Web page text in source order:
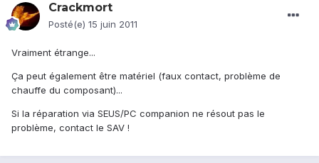
Crackmort
Posté(e) 15 juin 2011
Vraiment étrange...
Ça peut également être matériel (faux contact, problème de
chauffe du composant)...
Si la réparation via SEUS/PC companion ne résout pas le
problème, contact le SAV !